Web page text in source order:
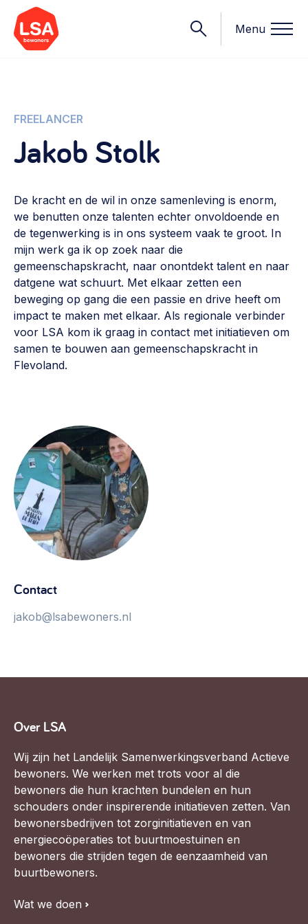
Menu
Onderwerpen
Starten van een initiatief
Financiën
Financieringsvormen, administratie, begroting en omzet >
Organisatie en beheer
Bestuur, horeca, evenementen, verhuur en communicatie >
Vrijwilligers en medewerkers
Werving, contracten en vergoedingen, betaalde krachten
>
Sociaal ondernemen
Bewonersbedrijf starten, ondernemingsplan maken >
Buurtbewoners verbinden
Community building en ABCD, welkomstcultuur >
Zorgzame gemeenschappen
Betrokken buurten, contact stimuleren, netwerken
Wijkaanpak
Werken aan de wijk, ABCD, WijkWijzer >
Voorbereiden op crisis, noodsteunpunten,
Buurtenergie
Meebeslissen
Uitdaagrecht, gemeenschapsfondsen, lokale democratie >
Samenwerken en lokale politiek
Lobbyen, invloed uitoefenen, maatschappelijke impact >
Omgevingswet en gebiedsontwikkeling
gebiedsontwikkeling>
Wat we doen
Onze leden
Contact
Nieuws
Opinie
Bijeenkomsten
Vraag stellen
030 231 7511
info@lsabewoners.nl
FREELANCER
Jakob Stolk
De kracht en de wil in onze samenleving is enorm,
we benutten onze talenten echter onvoldoende en
de tegenwerking is in ons systeem vaak te groot. In
mijn werk ga ik op zoek naar die
gemeenschapskracht, naar onontdekt talent en naar
datgene wat schuurt. Met elkaar zetten een
beweging op gang die een passie en drive heeft om
impact te maken met elkaar. Als regionale verbinder
voor LSA kom ik graag in contact met initiatieven om
samen te bouwen aan gemeenschapskracht in
Flevoland.
Contact
jakob@lsabewoners.nl
Over LSA
Wij zijn het Landelijk Samenwerkingsverband Actieve
bewoners. We werken met trots voor al die
bewoners die hun krachten bundelen en hun
schouders onder inspirerende initiatieven zetten. Van
bewonersbedrijven tot zorginitiatieven en van
energiecoöperaties tot buurtmoestuinen en
bewoners die strijden tegen de eenzaamheid van
buurtbewoners.
Wat we doen